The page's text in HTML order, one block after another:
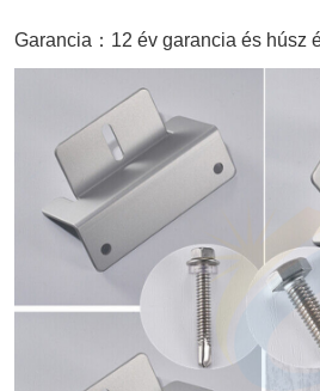
Garancia ： 12 év garancia és húsz